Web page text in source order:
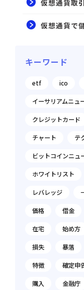
仮想通貨取
仮想通貨で
キーワード
etf ico
イーサリアムニュ
クレジットカード
チャート
テ
ビットコインニュ
ホワイトリスト
レバレッジ
価格
借金
在宅
始め方
損失
暴落
特徴
確定申
購入
金融庁